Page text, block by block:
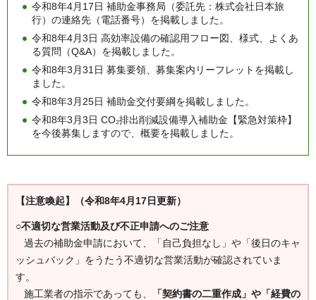
令和8年4月17日 補助金事務局（委託先：株式会社日本旅
行）の連絡先（電話番号）を掲載しました。
令和8年4月3日 高効率設備の確認用フロー図、様式、よくあ
る質問（Q&A）を掲載しました。
令和8年3月31日 募集要領、募集案内リーフレットを掲載し
ました。
令和8年3月25日 補助金交付要綱を掲載しました。
令和8年3月3日 CO₂排出削減設備導入補助金【緊急対策枠】
を今後募集しますので、概要を掲載しました。
【注意喚起】（令和8年4月17日更新）
○不適切な営業活動及び不正申請へのご注意
過去の補助金申請において、「自己負担なし」や「後日のキャ
ッシュバック」をうたう不適切な営業活動が確認されていま
す。
施工業者の指示であっても、
「契約書の二重作成」や「経費の